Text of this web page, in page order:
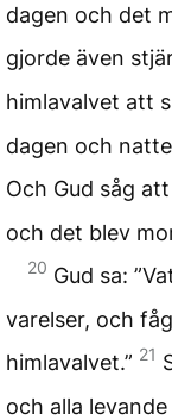
dagen och det
gjorde även
himlavalvet att
dagen och
Och Gud såg
och det blev
20 Gud sa:
varelser, och
himlavalvet.” 21
och alla